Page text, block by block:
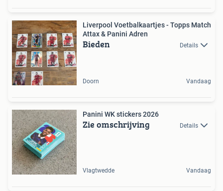
Liverpool Voetbalkaartjes - Topps Match
Attax & Panini Adren
Bieden Details
Doorn Vandaag
Panini WK stickers 2026
Zie omschrijving Details
Vlagtwedde Vandaag